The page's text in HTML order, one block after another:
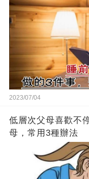
2023/07/04
低層次父母喜歡不
母，常用3種辦法